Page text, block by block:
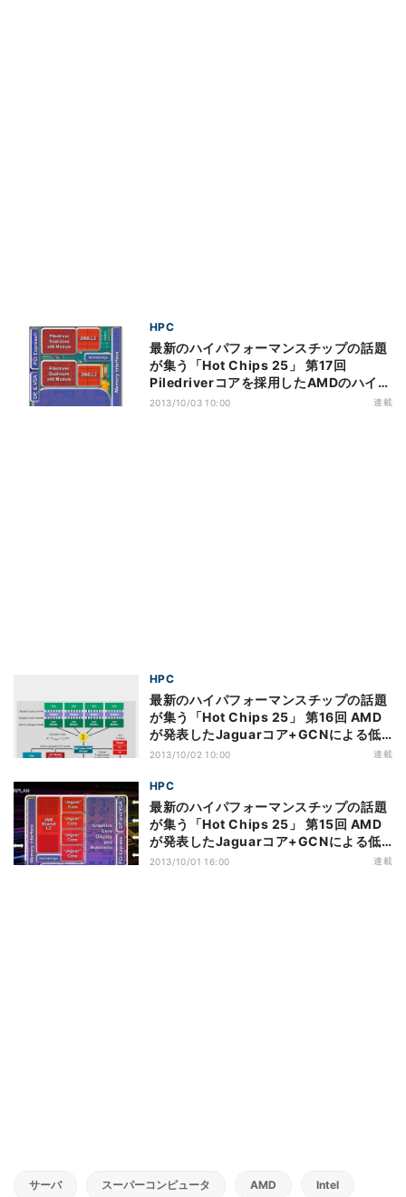
HPC
最新のハイパフォーマンスチップの話題
が集う「Hot Chips 25」 第17回
Piledriverコアを採用したAMDのハイエ
ンドAPU「Richland」
2013/10/03 10:00 連載
HPC
最新のハイパフォーマンスチップの話題
が集う「Hot Chips 25」 第16回 AMD
が発表したJaguarコア+GCNによる低
電力APU「Kabini」(2)
2013/10/02 10:00 連載
HPC
最新のハイパフォーマンスチップの話題
が集う「Hot Chips 25」 第15回 AMD
が発表したJaguarコア+GCNによる低
電力APU「Kabini」(1)
2013/10/01 16:00 連載
サーバ スーパーコンピュータ AMD Intel